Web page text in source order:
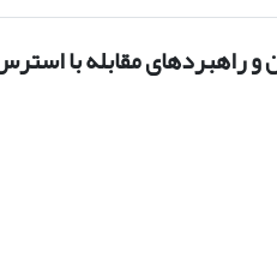
راهبردهای مقابله با